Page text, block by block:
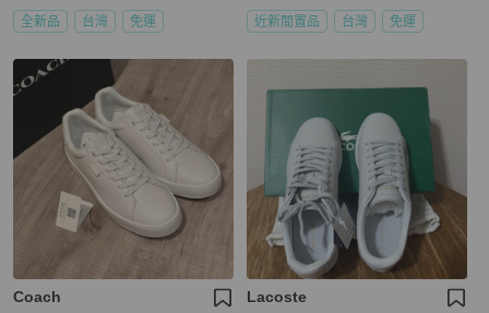
全新品 台灣 免運 近新閒置品 台灣 免運
Coach Lacoste